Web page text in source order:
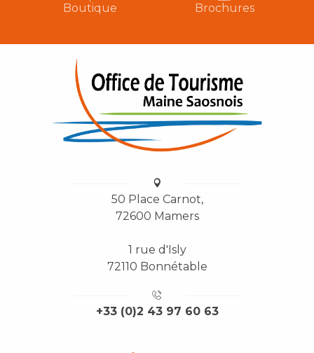
Boutique Brochures
50 Place Carnot,
72600 Mamers
1 rue d'Isly
72110 Bonnétable
+33 (0)2 43 97 60 63